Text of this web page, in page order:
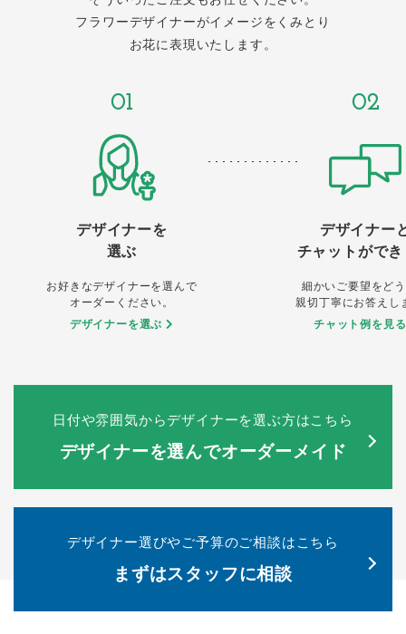
フラワーデザイナーがイメージをくみとり
お花に表現いたします。
01
デザイナーを
選ぶ
お好きなデザイナーを選んで
オーダーください。
デザイナーを選ぶ
02
デザイナー
チャットがで
細かいご要望をど
親切丁寧にお答えし
チャット例を見る
日付や雰囲気からデザイナーを選ぶ方はこちら
デザイナーを選んでオーダーメイド
デザイナー選びやご予算のご相談はこちら
まずはスタッフに相談